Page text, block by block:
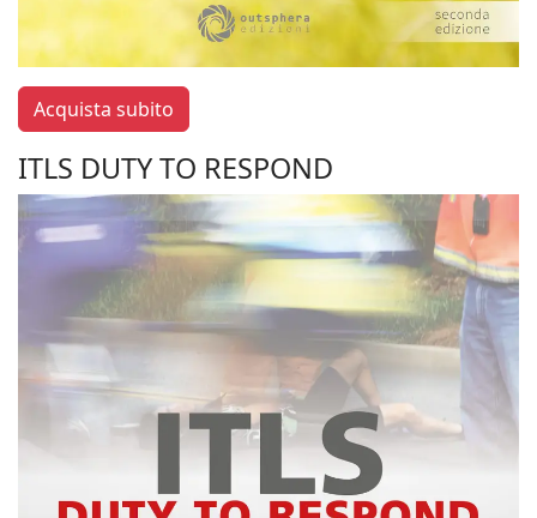
Acquista subito
ITLS DUTY TO RESPOND